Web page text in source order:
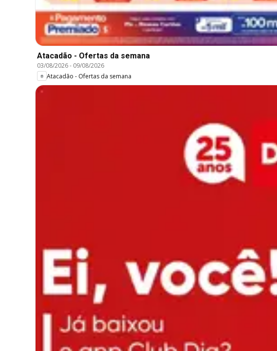
Atacadão - Ofertas da semana
03/08/2026- 09/08/2026
Atacadão - Ofertas da semana